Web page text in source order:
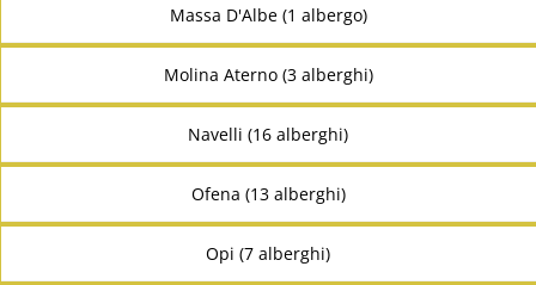
Massa D'Albe (1 albergo)
Molina Aterno (3 alberghi)
Navelli (16 alberghi)
Ofena (13 alberghi)
Opi (7 alberghi)